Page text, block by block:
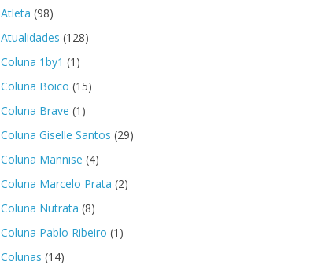
Atleta (98)
Atualidades (128)
Coluna 1by1 (1)
Coluna Boico (15)
Coluna Brave (1)
Coluna Giselle Santos (29)
Coluna Mannise (4)
Coluna Marcelo Prata (2)
Coluna Nutrata (8)
Coluna Pablo Ribeiro (1)
Colunas (14)